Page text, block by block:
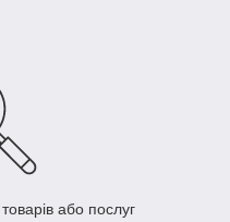
або послуг